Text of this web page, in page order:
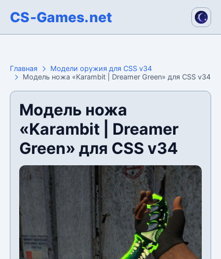
CS-Games.net
Главная
Модели оружия для CSS v34
Модель ножа «Karambit | Dreamer Green» для CSS v34
Модель ножа
«Karambit | Dreamer
Green» для CSS v34